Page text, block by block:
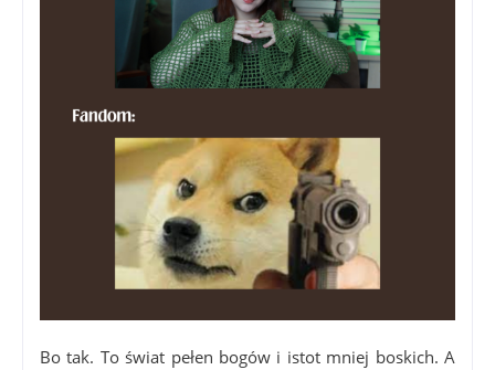
Bo tak. To świat pełen bogów i istot mniej boskich. A